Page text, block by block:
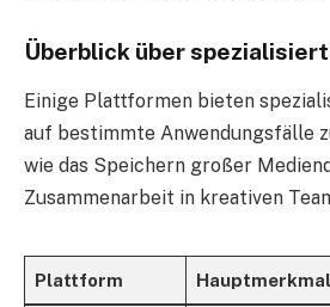
Überblick über
Einige Plattformen bieten
auf bestimmte Anwendungsfälle
wie das Speichern großer
Zusammenarbeit in kreativen
Plattform Hauptmerkmal